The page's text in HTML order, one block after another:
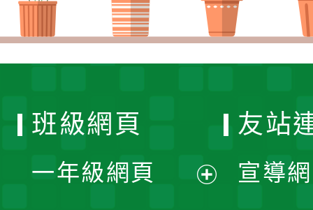
班級網頁
一年級網頁
友站
宣導